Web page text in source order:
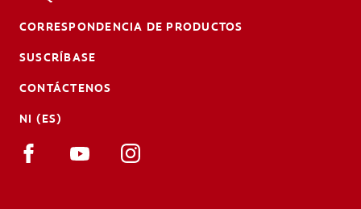
CORRESPONDENCIA DE PRODUCTOS
SUSCRÍBASE
CONTÁCTENOS
NI (ES)